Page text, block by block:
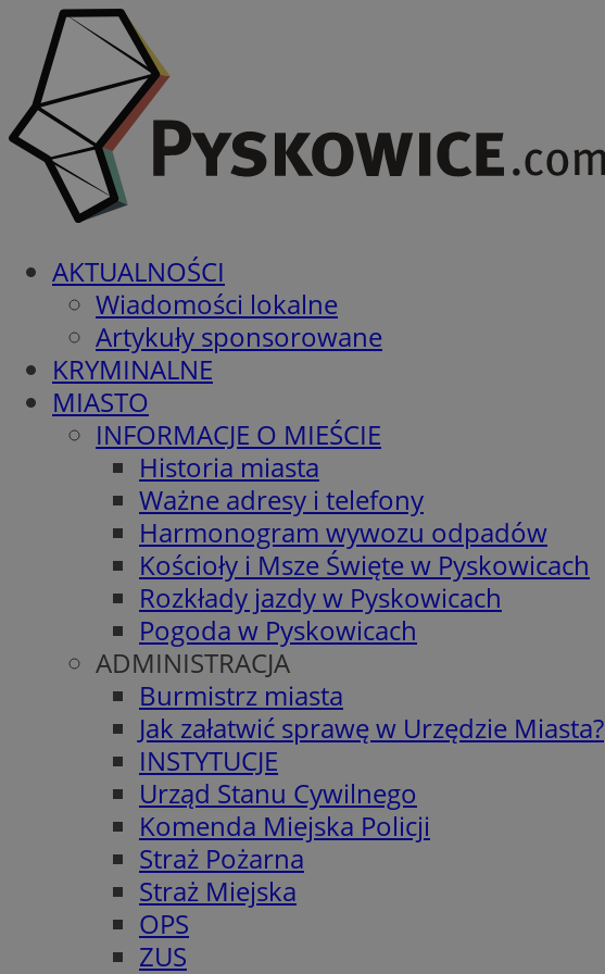
AKTUALNOŚCI
Wiadomości lokalne
Artykuły sponsorowane
KRYMINALNE
MIASTO
INFORMACJE O MIEŚCIE
Historia miasta
Ważne adresy i telefony
Harmonogram wywozu odpadów
Kościoły i Msze Święte w Pyskowicach
Rozkłady jazdy w Pyskowicach
Pogoda w Pyskowicach
ADMINISTRACJA
Burmistrz miasta
Jak załatwić sprawę w Urzędzie Miasta?
INSTYTUCJE
Urząd Stanu Cywilnego
Komenda Miejska Policji
Straż Pożarna
Straż Miejska
OPS
ZUS